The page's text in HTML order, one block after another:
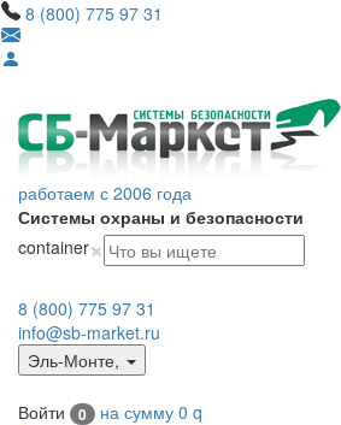
8 (800) 775 97 31
работаем с 2006 года
Системы охраны и безопасности
container×
8 (800) 775 97 31
info@sb-market.ru
Эль-Монте,
Войти 0 на сумму 0 q